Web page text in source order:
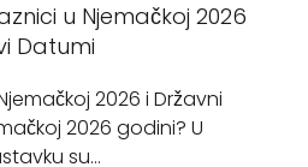
u Njemačkoj 2026
Datumi
2026 i Državni
2026 godini? U
su…